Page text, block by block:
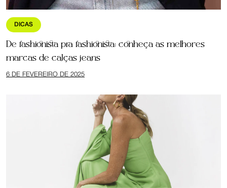
DICAS
De fashionista pra fashionista: conheça as melhores
marcas de calças jeans
6 DE FEVEREIRO DE 2025